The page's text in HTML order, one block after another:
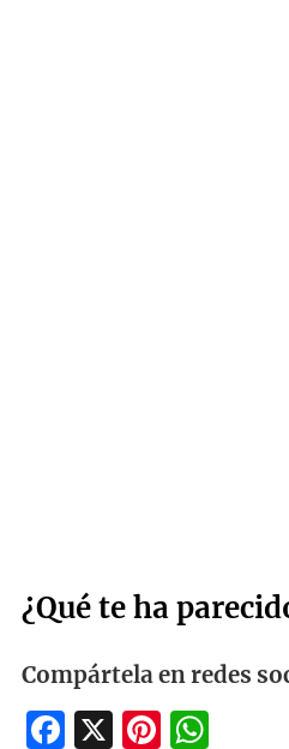
¿Qué te ha
Compártela en redes
Facebook
X